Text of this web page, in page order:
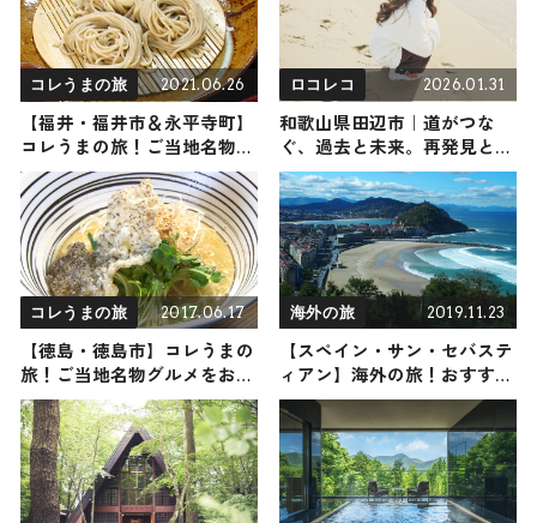
コレうまの旅 2021.06.26
【福井・福井市＆永平寺町】
コレうまの旅！ご当地名物グ
ルメをお届け
ロコレコ 2026.01.31
和歌山県田辺市｜道がつな
ぐ、過去と未来。再発見と新
発見の待つ街へ
コレうまの旅 2017.06.17
【徳島・徳島市】コレうまの
旅！ご当地名物グルメをお届
け
海外の旅 2019.11.23
【スペイン・サン・セバステ
ィアン】海外の旅！おすすめ
観光スポットやグルメをリポ
ート